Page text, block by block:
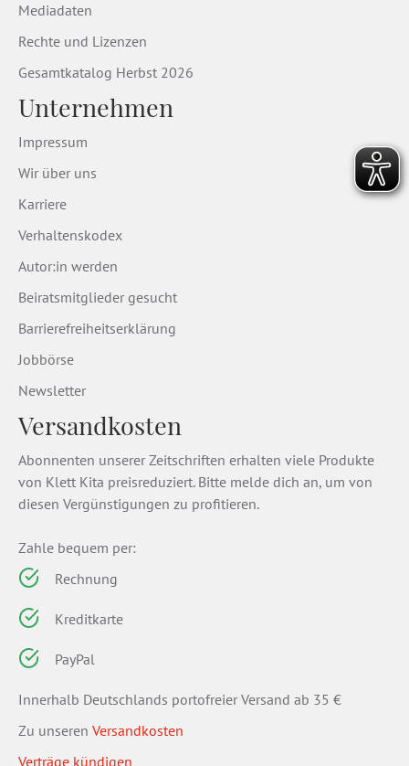
Mediadaten
Rechte und Lizenzen
Gesamtkatalog Herbst 2026
Unternehmen
Impressum
Wir über uns
Karriere
Verhaltenskodex
Autor:in werden
Beiratsmitglieder gesucht
Barrierefreiheitserklärung
Jobbörse
Newsletter
Versandkosten
Abonnenten unserer Zeitschriften erhalten viele Produkte
von Klett Kita preisreduziert. Bitte melde dich an, um von
diesen Vergünstigungen zu profitieren.
Zahle bequem per:
Rechnung
Kreditkarte
PayPal
Innerhalb Deutschlands portofreier Versand ab 35 €
Zu unseren Versandkosten
Verträge kündigen